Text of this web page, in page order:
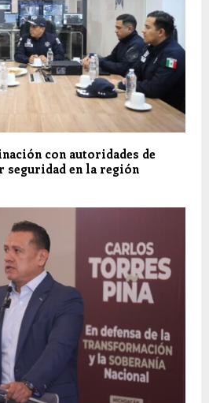
con autoridades de
seguridad en la región